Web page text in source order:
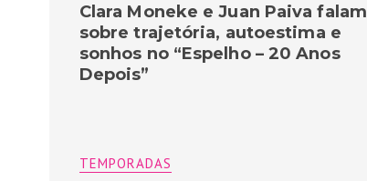
Clara Moneke e Juan Paiva falam
sobre trajetória, autoestima e
sonhos no “Espelho – 20 Anos
Depois”
TEMPORADAS